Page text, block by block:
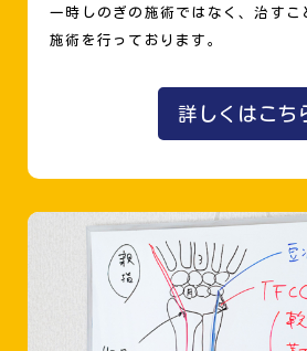
一時しのぎの施術ではなく、治すこ
施術を行っております。
詳しくはこち